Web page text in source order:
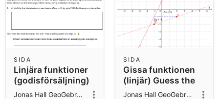
Linjära funktioner
(godisförsäljning)
SIDA
Jonas Hall GeoGebra ambassador 2024/25
Gissa funktionen
(linjär) Guess the
function (linear).
SIDA
Jonas Hall GeoGebra ambassador 2024/25